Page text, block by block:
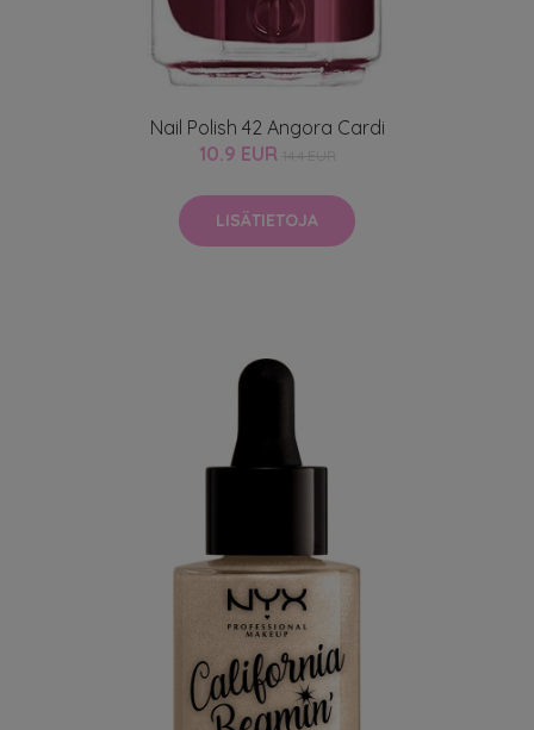
Nail Polish 42 Angora Cardi
10.9 EUR
LISÄTIETOJA